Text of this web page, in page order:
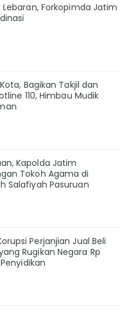
Lebaran, Forkopimda Jatim
Bagikan Takjil dan
110, Himbau Mudik
Kapolda Jatim
Tokoh Agama di
Salafiyah Pasuruan
Perjanjian Jual Beli
Rugikan Negara Rp